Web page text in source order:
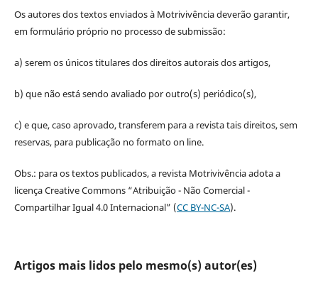
Os autores dos textos enviados à Motrivivência deverão garantir,
em formulário próprio no processo de submissão:
a) serem os únicos titulares dos direitos autorais dos artigos,
b) que não está sendo avaliado por outro(s) periódico(s),
c) e que, caso aprovado, transferem para a revista tais direitos, sem
reservas, para publicação no formato on line.
Obs.: para os textos publicados, a revista Motrivivência adota a
licença Creative Commons “Atribuição - Não Comercial -
Compartilhar Igual 4.0 Internacional” (CC BY-NC-SA).
Artigos mais lidos pelo mesmo(s) autor(es)